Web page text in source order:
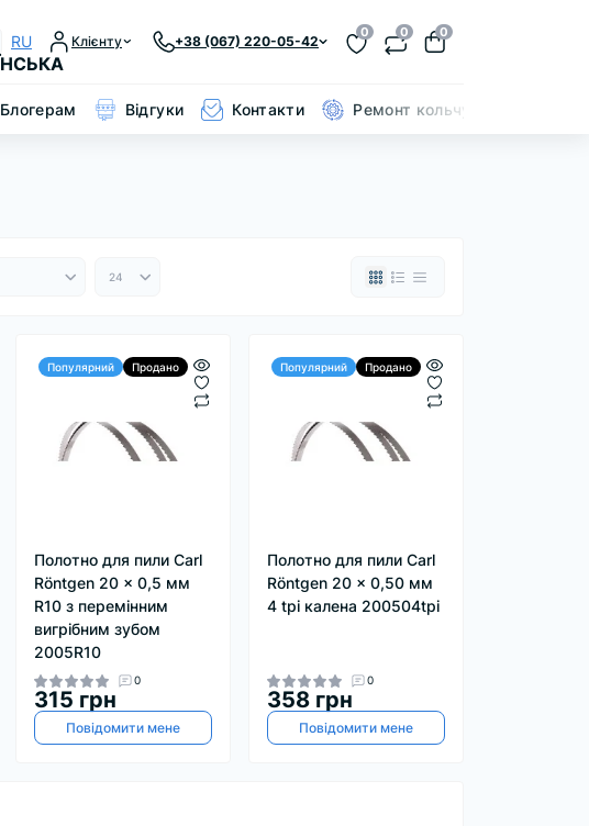
RU Клієнту +38 (067) 220-05-42
0 0 0
Блогерам Відгуки Контакти Ремонт кольчуги
Популярний Продано
Полотно для пили Carl
Röntgen 20 x 0,5 мм
R10 з перемінним
вигрібним зубом
2005R10
0
315 грн
Повідомити мене
Популярний Продано
Полотно для пили Carl
Röntgen 20 x 0,50 мм
4 tpi калена 200504tpi
0
358 грн
Повідомити мене